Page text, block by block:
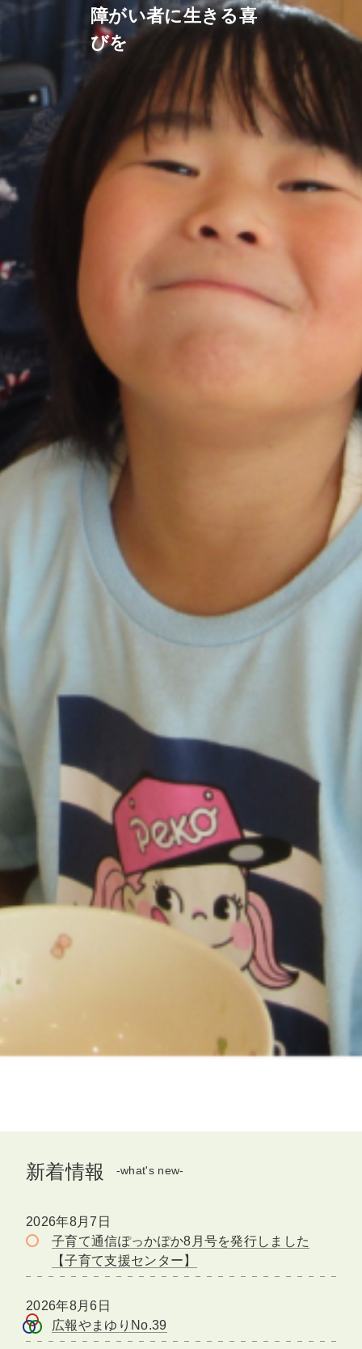
障がい者に生きる喜
びを
新着情報 -what's new-
2026年8月7日
子育て通信ぽっかぽか8月号を発行しました
【子育て支援センター】
2026年8月6日
広報やまゆりNo.39